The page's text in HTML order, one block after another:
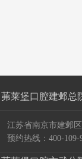
茀莱堡口腔建邺总
江苏省南京市建邺
预约热线：400-109-